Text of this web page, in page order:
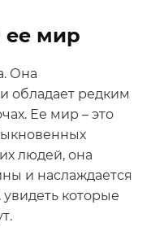
ее мир
Она
обладает редким
Ее мир – это
людей, она
и наслаждается
которые